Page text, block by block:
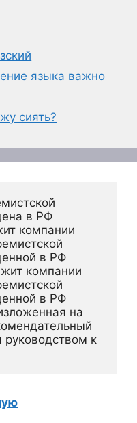
языка важно
сиять?
в РФ
компании
в РФ
компании
в РФ
на
руководством к